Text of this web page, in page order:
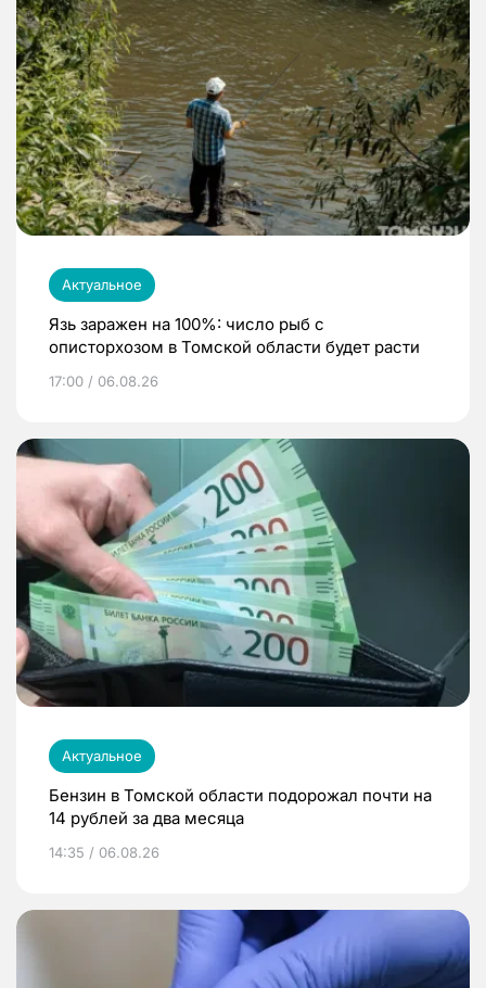
Актуальное
Язь заражен на 100%: число рыб с
описторхозом в Томской области будет расти
17:00 / 06.08.26
Актуальное
Бензин в Томской области подорожал почти на
14 рублей за два месяца
14:35 / 06.08.26